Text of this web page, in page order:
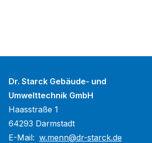
Dr. Starck Gebäude- und
Umwelttechnik GmbH
Haasstraße 1
64293 Darmstadt
E-Mail: w.menn@dr-starck.de